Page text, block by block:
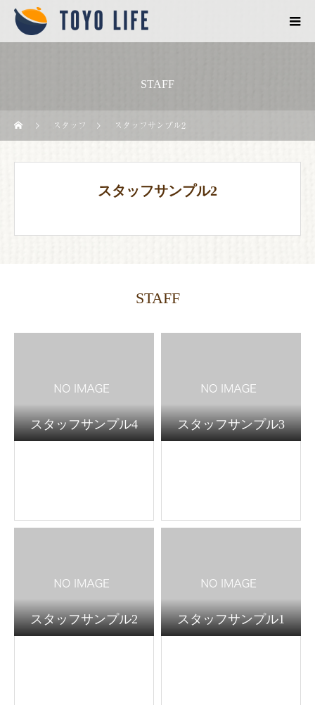
STAFF
スタッフ スタッフサンプル2
スタッフサンプル2
STAFF
スタッフサンプル4 スタッフサンプル3
スタッフサンプル2 スタッフサンプル1